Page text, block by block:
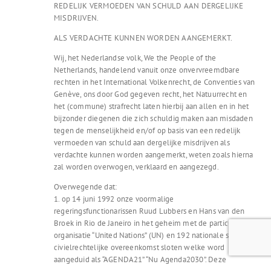
REDELIJK VERMOEDEN VAN SCHULD AAN DERGELIJKE
MISDRIJVEN.
ALS VERDACHTE KUNNEN WORDEN AANGEMERKT.
Wij, het Nederlandse volk, We the People of the
Netherlands, handelend vanuit onze onvervreemdbare
rechten in het International Volkenrecht, de Conventies van
Genève, ons door God gegeven recht, het Natuurrecht en
het (commune) strafrecht laten hierbij aan allen en in het
bijzonder diegenen die zich schuldig maken aan misdaden
tegen de menselijkheid en/of op basis van een redelijk
vermoeden van schuld aan dergelijke misdrijven als
verdachte kunnen worden aangemerkt, weten zoals hierna
zal worden overwogen, verklaard en aangezegd.
Overwegende dat:
1. op 14 juni 1992 onze voormalige
regeringsfunctionarissen Ruud Lubbers en Hans van den
Broek in Rio de Janeiro in het geheim met de particuliere
organisatie “United Nations” (UN) en 192 nationale staten en
civielrechtelijke overeenkomst sloten welke word
aangeduid als “AGENDA21” “Nu Agenda2030”. Deze